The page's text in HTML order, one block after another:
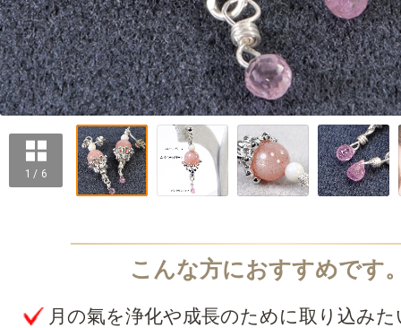
1 / 6
月の氣を浄化や成長のために取り込みた